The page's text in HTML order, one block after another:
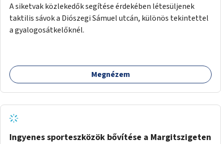
A siketvak közlekedők segítése érdekében létesüljenek
taktilis sávok a Diószegi Sámuel utcán, különös tekintettel
a gyalogosátkelőknél.
Megnézem
Ingyenes sporteszközök bővítése a Margitszigeten